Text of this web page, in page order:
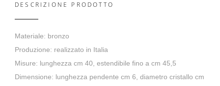
DESCRIZIONE PRODOTTO
Materiale: bronzo
Produzione: realizzato in Italia
Misure: lunghezza cm 40, estendibile fino a cm 45,5
Dimensione: lunghezza pendente cm 6, diametro cristallo cm